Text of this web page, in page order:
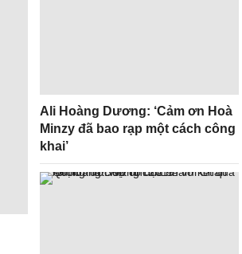
Ali Hoàng Dương: ‘Cảm ơn Hoà
Minzy đã bao rạp một cách công
khai’